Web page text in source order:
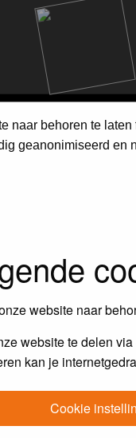
naar behoren te
geanonimiseerd en
website naar
website te delen
kan je
Cookie